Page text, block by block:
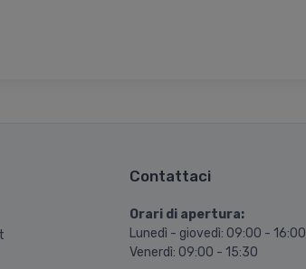
Contattaci
Orari di apertura:
Lunedì - giovedì: 09:00 - 16:00
Venerdì: 09:00 - 15:30